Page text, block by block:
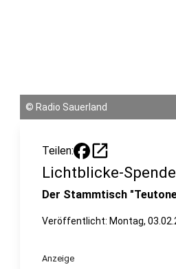
© Radio Sauerland
Teilen: open_in_new
Lichtblicke-
Der Stammtisch
Veröffentlicht: Montag,
Anzeige